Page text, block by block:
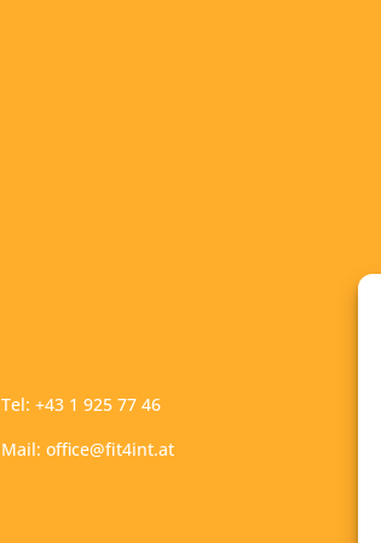
Tel: +43 1 925 77 46
Mail: office@fit4int.at